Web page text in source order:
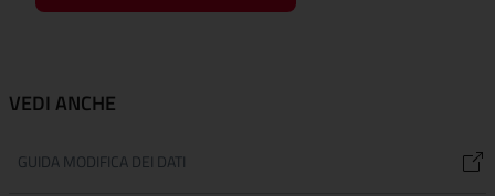
VEDI ANCHE
GUIDA MODIFICA DEI DATI